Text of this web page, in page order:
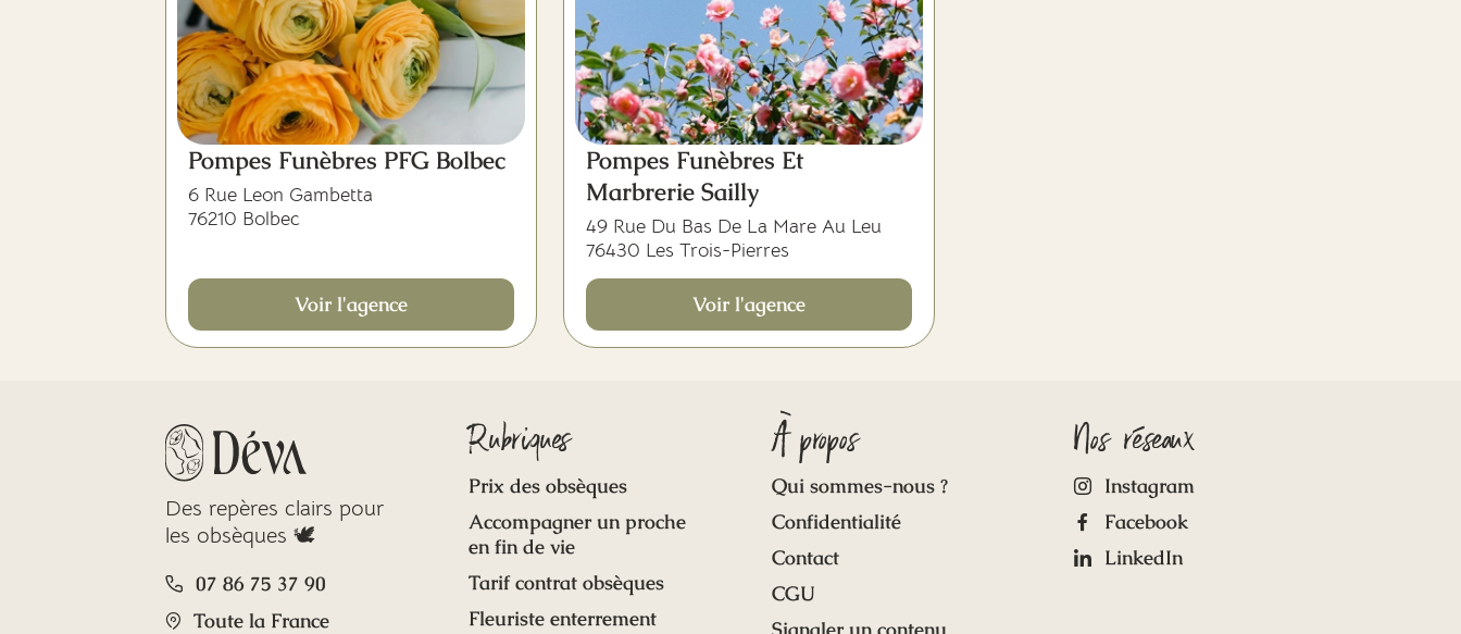
Pompes Funèbres PFG Bolbec
6 Rue Leon Gambetta
76210 Bolbec
Voir l'agence
Pompes Funèbres Et
Marbrerie Sailly
49 Rue Du Bas De La Mare Au Leu
76430 Les Trois-Pierres
Voir l'agence
Des repères clairs pour
les obsèques 🕊️
07 86 75 37 90
Toute la France
Rubriques
Prix des obsèques
Accompagner un proche
en fin de vie
Tarif contrat obsèques
Fleuriste enterrement
À propos
Qui sommes-nous ?
Confidentialité
Contact
CGU
Nos réseaux
Instagram
Facebook
LinkedIn